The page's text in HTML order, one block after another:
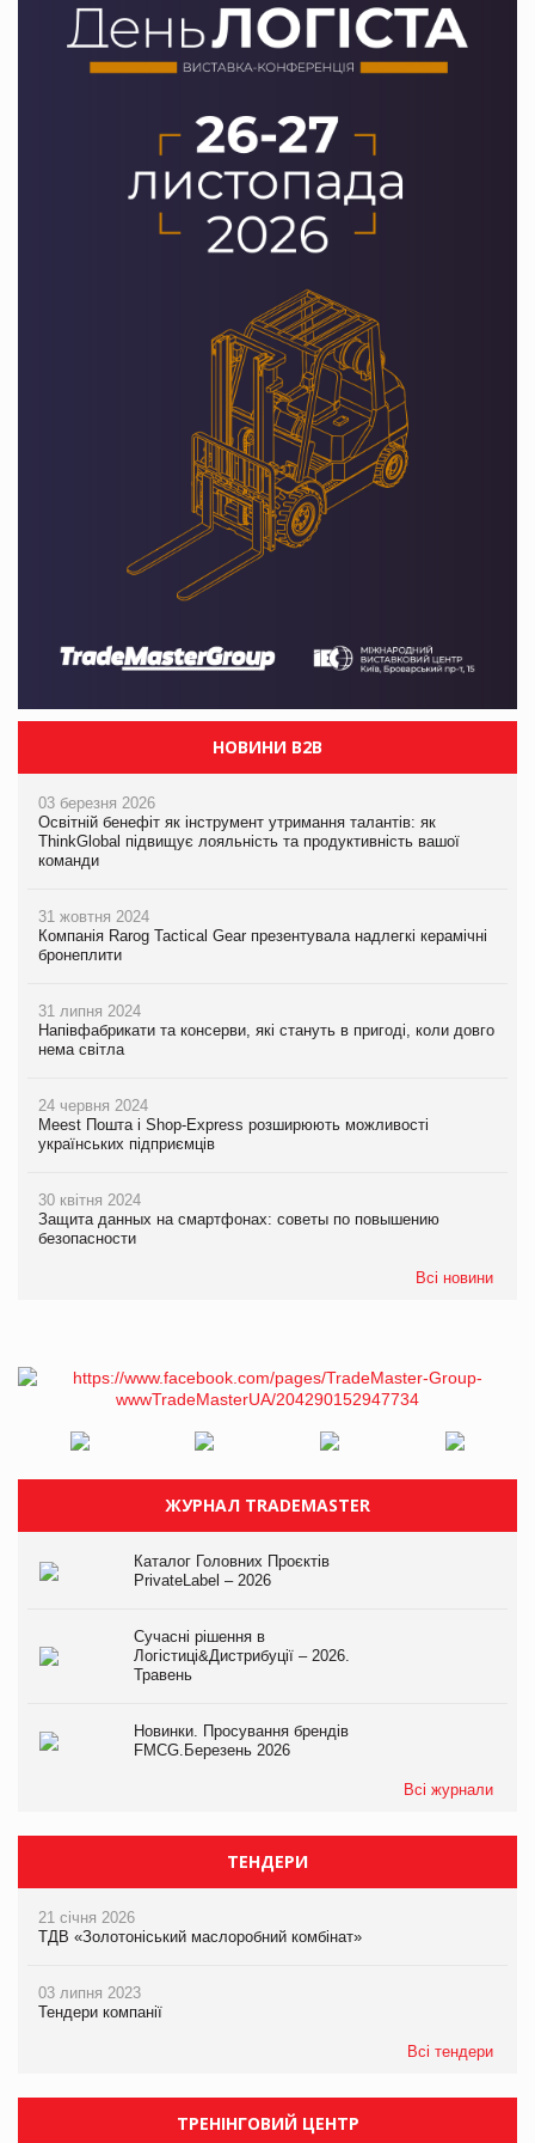
НОВИНИ B2B
03 березня 2026
Освітній бенефіт як інструмент утримання талантів: як
ThinkGlobal підвищує лояльність та продуктивність вашої
команди
31 жовтня 2024
Компанія Rarog Tactical Gear презентувала надлегкі керамічні
бронеплити
31 липня 2024
Напівфабрикати та консерви, які стануть в пригоді, коли довго
нема світла
24 червня 2024
Meest Пошта і Shop-Express розширюють можливості
українських підприємців
30 квітня 2024
Защита данных на смартфонах: советы по повышению
безопасности
Всі новини
ЖУРНАЛ TRADEMASTER
Каталог Головних Проєктів
PrivateLabel – 2026
Сучасні рішення в
Логістиці&Дистрибуції – 2026.
Травень
Новинки. Просування брендів
FMCG.Березень 2026
Всі журнали
ТЕНДЕРИ
21 січня 2026
ТДВ «Золотоніський маслоробний комбінат»
03 липня 2023
Тендери компанії
Всі тендери
ТРЕНІНГОВИЙ ЦЕНТР